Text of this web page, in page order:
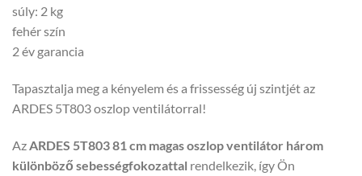
súly: 2 kg
fehér szín
2 év garancia
Tapasztalja meg a kényelem és a frissesség új szintjét az
ARDES 5T803 oszlop ventilátorral!
AzARDES 5T803 81 cm magas oszlop ventilátor három
különböző sebességfokozattal rendelkezik, így Ön